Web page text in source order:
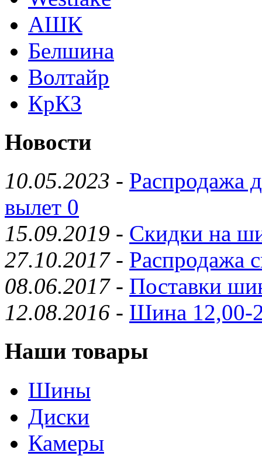
АШК
Белшина
Волтайр
КрКЗ
Новости
10.05.2023 - Распродажа
вылет 0
15.09.2019 - Скидки на
27.10.2017- Распродажа
08.06.2017- Поставки
12.08.2016 - Шина 12,00-
Наши товары
Шины
Диски
Камеры